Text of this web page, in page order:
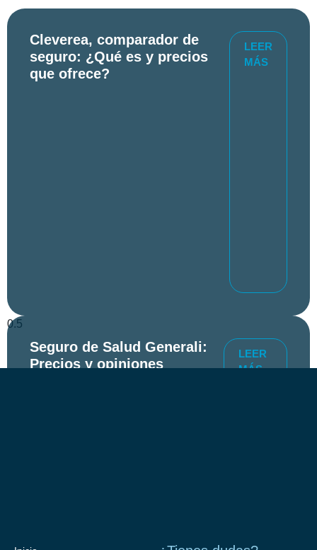
Cleverea, comparador de
seguro: ¿Qué es y precios
que ofrece?
LEER
MÁS
Seguro de Salud Generali:
Precios y opiniones
LEER
MÁS